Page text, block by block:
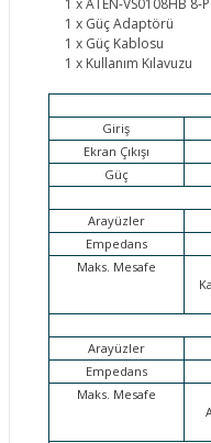
1 x ATEN-VS0108HB 8-
1 x Güç Adaptörü
1 x Güç Kablosu
1 x Kullanım Kılavuzu
Giriş
Ekran Çıkışı
Güç
Arayüzler
Empedans
Maks. Mesafe
Arayüzler
Empedans
Maks. Mesafe